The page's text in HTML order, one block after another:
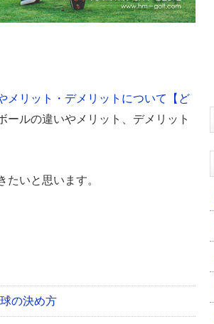
メリット・デメリットについて【ど
ールの違いやメリット、デメリット
いと思います。
の決め方